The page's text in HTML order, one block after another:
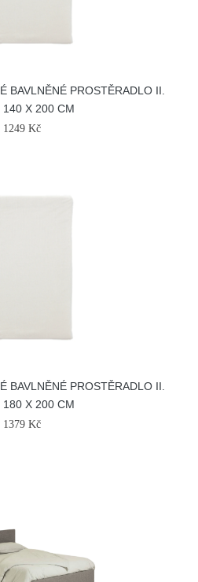
BAVLNĚNÉ PROSTĚRADLO II.
140 X 200 CM
1249 Kč
BAVLNĚNÉ PROSTĚRADLO II.
180 X 200 CM
1379 Kč